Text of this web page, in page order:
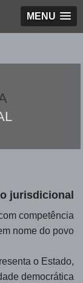
MENU
jurisdicional
competência
nome do povo
o Estado,
democrática